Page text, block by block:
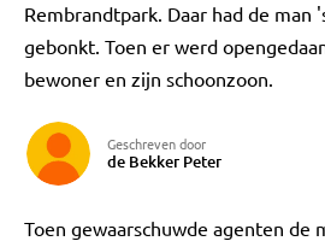
Rembrandtpark. Daar had de man
gebonkt. Toen er werd
bewoner en zijn schoonzoon.
Geschreven door
de Bekker Peter
Toen gewaarschuwde agenten de